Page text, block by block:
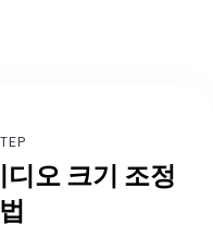
오 크기 조정